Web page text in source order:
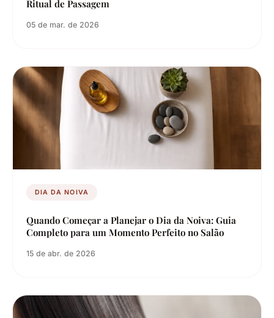
Ritual de Passagem
05 de mar. de 2026
DIA DA NOIVA
Quando Começar a Planejar o Dia da Noiva: Guia
Completo para um Momento Perfeito no Salão
15 de abr. de 2026